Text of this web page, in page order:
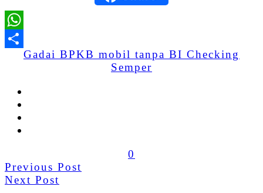
Share
Gadai BPKB mobil tanpa BI Checking
Semper
0
Previous Post
Next Post